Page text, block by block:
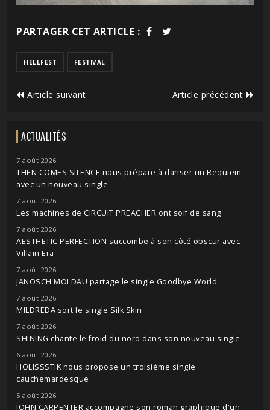
PARTAGER CET ARTICLE :
HELLFEST FESTIVAL
Article suivant Article précédent
ACTUALITÉS
7 août 2026
THEN COMES SILENCE nous prépare à danser un Requiem
avec un nouveau single
7 août 2026
Les machines de CIRCUIT PREACHER ont soif de sang
7 août 2026
AESTHETIC PERFECTION succombe à son côté obscur avec
Villain Era
7 août 2026
JANOSCH MOLDAU partage le single Goodbye World
7 août 2026
MILDREDA sort le single Silk Skin
7 août 2026
SHINING chante le froid du nord dans son nouveau single
6 août 2026
HOLISSSTIK nous propose un troisième single
cauchemardesque
5 août 2026
JOHN CARPENTER accompagne son roman graphique d'un